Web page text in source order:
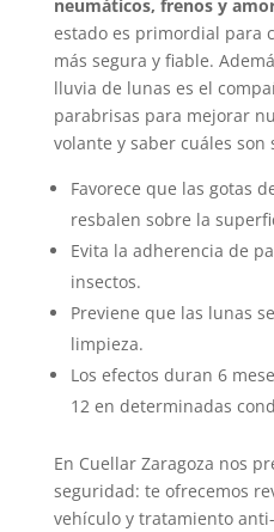
neumáticos, frenos y
estado es primordial para
más segura y fiable.
lluvia de lunas es el
parabrisas para mejorar
volante y saber cuáles son
Favorece que las gotas
resbalen sobre la
Evita la adherencia de
insectos.
Previene que las lunas
limpieza.
Los efectos duran 6
12 en determinadas
En Cuellar Zaragoza nos
seguridad: te ofrecemos
vehículo y tratamiento